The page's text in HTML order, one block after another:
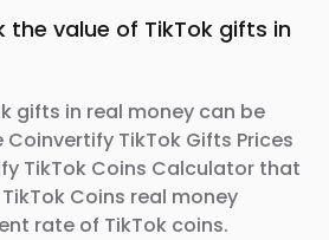
the value of TikTok gifts in
gifts in real money can be
TikTok Gifts Prices
TikTok Coins Calculator that
Coins real money
rate of TikTok coins.